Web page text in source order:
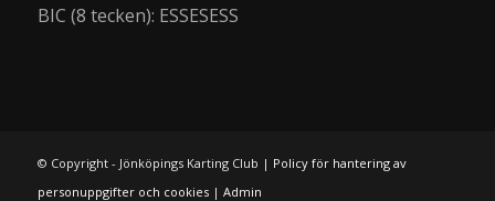
BIC (8 tecken): ESSESESS
© Copyright - Jönköpings Karting Club | Policy för hantering av
personuppgifter och cookies| Admin